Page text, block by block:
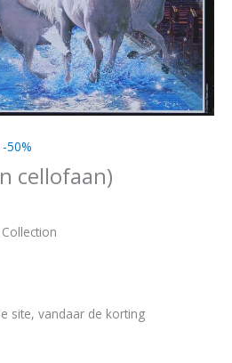
50%
cellofaan)
site, vandaar de korting